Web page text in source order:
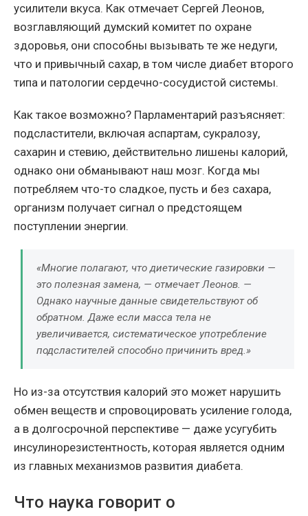
усилители вкуса. Как отмечает Сергей Леонов,
возглавляющий думский комитет по охране
здоровья, они способны вызывать те же недуги,
что и привычный сахар, в том числе диабет второго
типа и патологии сердечно-сосудистой системы.
Как такое возможно? Парламентарий разъясняет:
подсластители, включая аспартам, сукралозу,
сахарин и стевию, действительно лишены калорий,
однако они обманывают наш мозг. Когда мы
потребляем что-то сладкое, пусть и без сахара,
организм получает сигнал о предстоящем
поступлении энергии.
«Многие полагают, что диетические газировки —
это полезная замена, — отмечает Леонов. —
Однако научные данные свидетельствуют об
обратном. Даже если масса тела не
увеличивается, систематическое употребление
подсластителей способно причинить вред.»
Но из-за отсутствия калорий это может нарушить
обмен веществ и спровоцировать усиление голода,
а в долгосрочной перспективе — даже усугубить
инсулинорезистентность, которая является одним
из главных механизмов развития диабета.
Что наука говорит о